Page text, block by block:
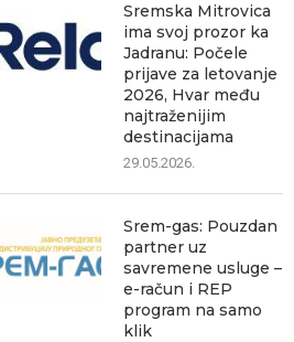
Sremska Mitrovica
ima svoj prozor ka
Jadranu: Počele
prijave za letovanje
2026, Hvar među
najtraženijim
destinacijama
29.05.2026.
Srem-gas: Pouzdan
partner uz
savremene usluge –
e-račun i REP
program na samo
klik